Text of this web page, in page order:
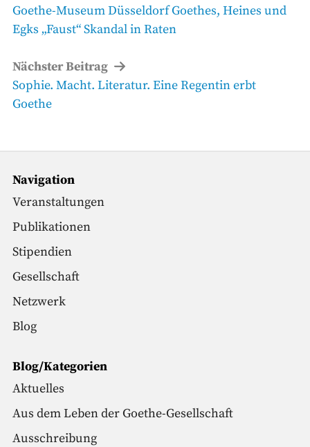
Beitrag
Goethe-Museum Düsseldorf Goethes, Heines und
Egks „Faust“ Skandal in Raten
Nächster Beitrag
Nächster
Beitrag
Sophie. Macht. Literatur. Eine Regentin erbt
Goethe
Navigation
Veranstaltungen
Publikationen
Stipendien
Gesellschaft
Netzwerk
Blog
Blog/Kategorien
Aktuelles
Aus dem Leben der Goethe-Gesellschaft
Ausschreibung